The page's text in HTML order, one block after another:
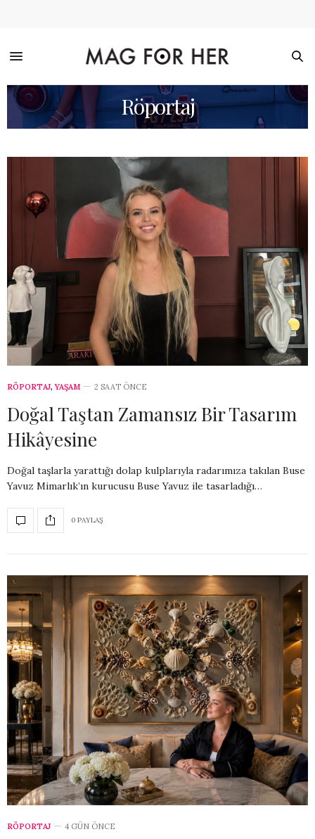
Röportaj
RÖPORTAJ, YAŞAM 2 SAAT ÖNCE
Doğal Taştan Zamansız Bir Tasarım
Hikâyesine
Doğal taşlarla yarattığı dolap kulplarıyla radarımıza takılan Buse
Yavuz Mimarlık’ın kurucusu Buse Yavuz ile tasarladığı…
0 PAYLAŞ
RÖPORTAJ 4 GÜN ÖNCE